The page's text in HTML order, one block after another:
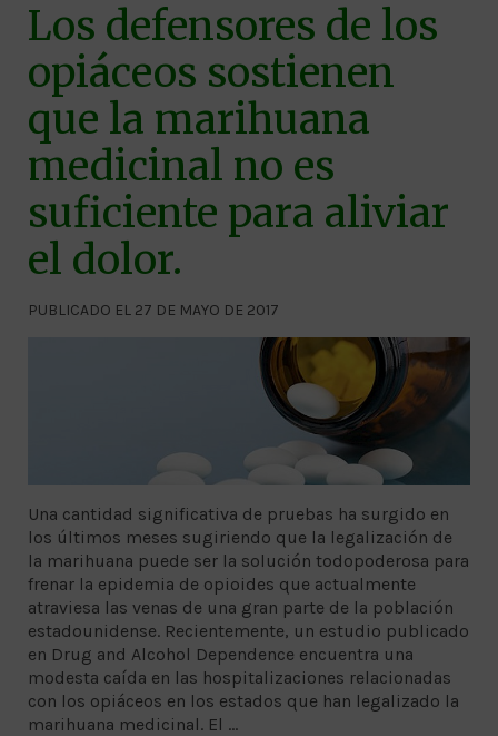
Los defensores de los
opiáceos sostienen
que la marihuana
medicinal no es
suficiente para aliviar
el dolor.
PUBLICADO EL 27 DE MAYO DE 2017
Una cantidad significativa de pruebas ha surgido en
los últimos meses sugiriendo que la legalización de
la marihuana puede ser la solución todopoderosa para
frenar la epidemia de opioides que actualmente
atraviesa las venas de una gran parte de la población
estadounidense. Recientemente, un estudio publicado
en Drug and Alcohol Dependence encuentra una
modesta caída en las hospitalizaciones relacionadas
con los opiáceos en los estados que han legalizado la
marihuana medicinal. El …